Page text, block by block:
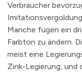
Verbraucher
Manche fügen ein
Farbton zu ändern.
meist eine
Zink-Legierung,